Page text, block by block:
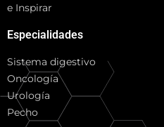
e Inspirar
Especialidades
Sistema digestivo
Oncología
Urología
Pecho